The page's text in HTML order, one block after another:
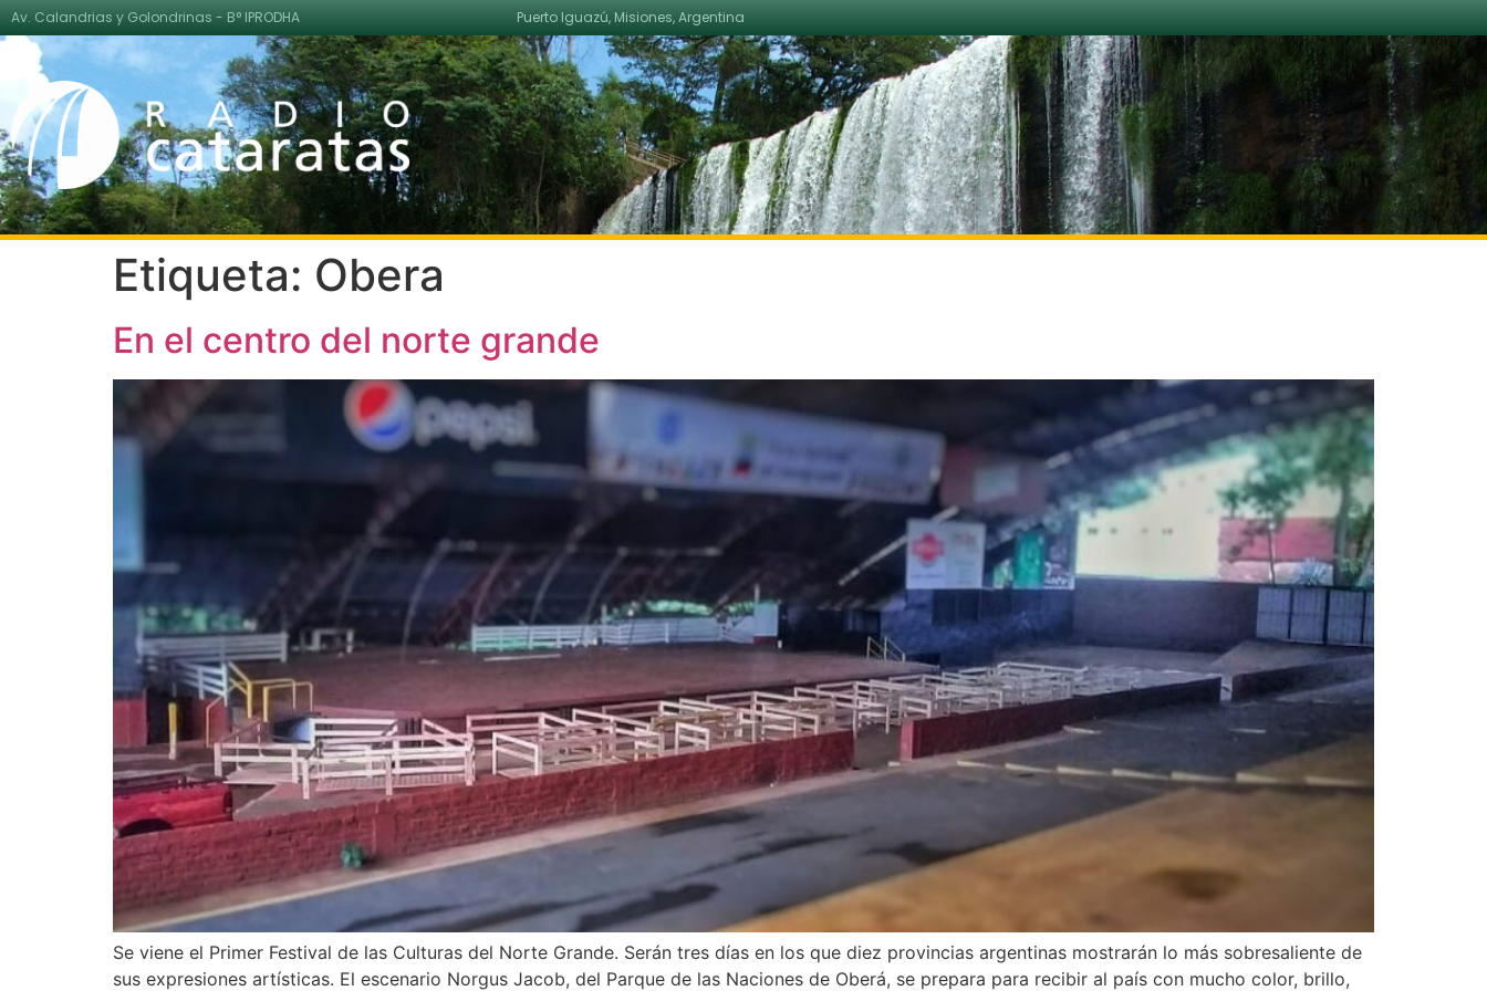
Av. Calandrias y Golondrinas - B° IPRODHA Puerto Iguazú, Misiones, Argentina
Etiqueta: Obera
En el centro del norte grande
Se viene el Primer Festival de las Culturas del Norte Grande. Serán tres días en los que diez provincias argentinas mostrarán lo más sobresaliente de
sus expresiones artísticas. El escenario Norgus Jacob, del Parque de las Naciones de Oberá, se prepara para recibir al país con mucho color, brillo,